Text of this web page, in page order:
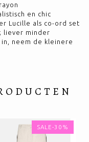
en chic
Lucille als co-ord set
liever minder
neem de kleinere
SALE-30%